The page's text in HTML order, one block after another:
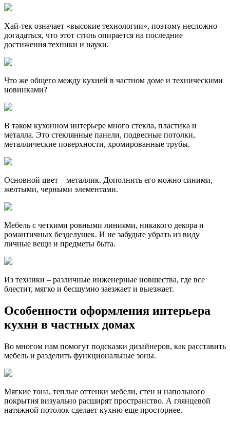
Хай-тек означает «высокие технологии», поэтому несложно
догадаться, что этот стиль опирается на последние
достижения техники и науки.
Что же общего между кухней в частном доме и техническими
новинками?
В таком кухонном интерьере много стекла, пластика и
металла. Это стеклянные панели, подвесные потолки,
металлические поверхности, хромированные трубы.
Основной цвет – металлик. Дополнить его можно синими,
желтыми, черными элементами.
Мебель с четкими ровными линиями, никакого декора и
романтичных безделушек. И не забудьте убрать из виду
личные вещи и предметы быта.
Из техники – различные инженерные новшества, где все
блестит, мягко и бесшумно заезжает и выезжает.
Особенности оформления интерьера
кухни в частных домах
Во многом нам помогут подсказки дизайнеров, как расставить
мебель и разделить функциональные зоны.
Мягкие тона, теплые оттенки мебели, стен и напольного
покрытия визуально расширят пространство. А глянцевой
натяжной потолок сделает кухню еще просторнее.